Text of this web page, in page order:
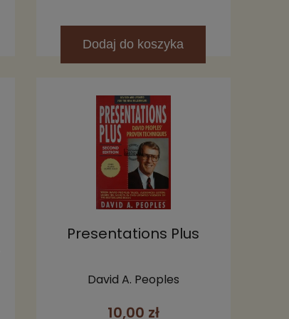
Dodaj do koszyka
Presentations Plus
David A. Peoples
10,00 zł